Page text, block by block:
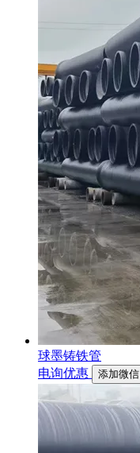
球墨铸铁管
电询优惠
添加微信